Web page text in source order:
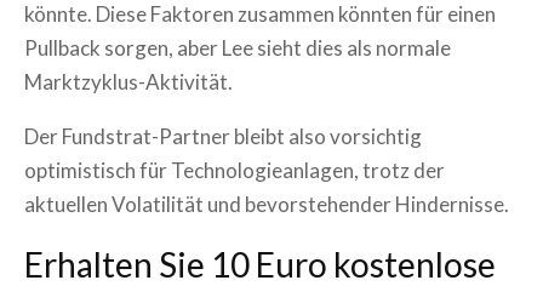
könnte. Diese Faktoren zusammen könnten für einen
Pullback sorgen, aber Lee sieht dies als normale
Marktzyklus-Aktivität.
Der Fundstrat-Partner bleibt also vorsichtig
optimistisch für Technologieanlagen, trotz der
aktuellen Volatilität und bevorstehender Hindernisse.
Erhalten Sie 10 Euro kostenlose